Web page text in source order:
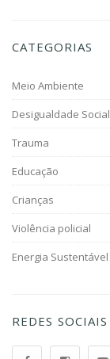
CATEGORIAS
Meio Ambiente
Desigualdade Social
Trauma
Educação
Crianças
Violência policial
Energia Sustentável
REDES SOCIAIS